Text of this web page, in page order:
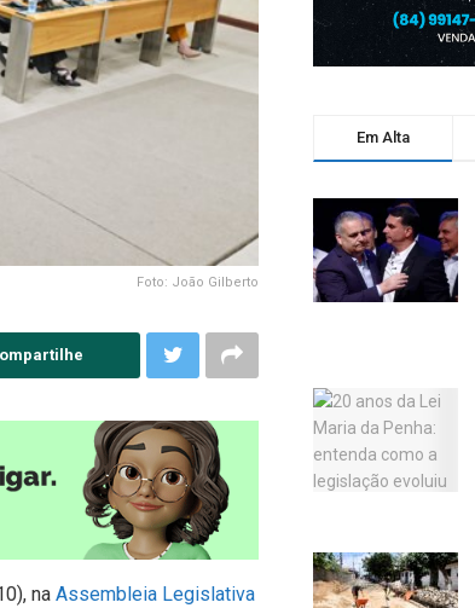
Foto: João Gilberto
na Assembleia Legislativa
Em Alta